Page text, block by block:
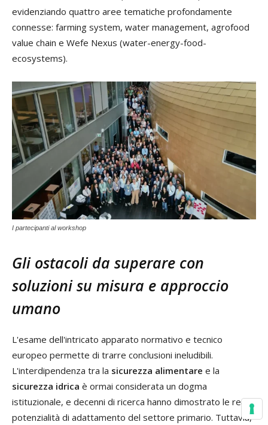
evidenziando quattro aree tematiche profondamente
connesse: farming system, water management, agrofood
value chain e Wefe Nexus (water-energy-food-
ecosystems).
I partecipanti al workshop
Gli ostacoli da superare con
soluzioni su misura e approccio
umano
L'esame dell'intricato apparato normativo e tecnico
europeo permette di trarre conclusioni ineludibili.
L'interdipendenza tra la sicurezza alimentare e la
sicurezza idrica è ormai considerata un dogma
istituzionale, e decenni di ricerca hanno dimostrato le reali
potenzialità di adattamento del settore primario. Tuttavia,